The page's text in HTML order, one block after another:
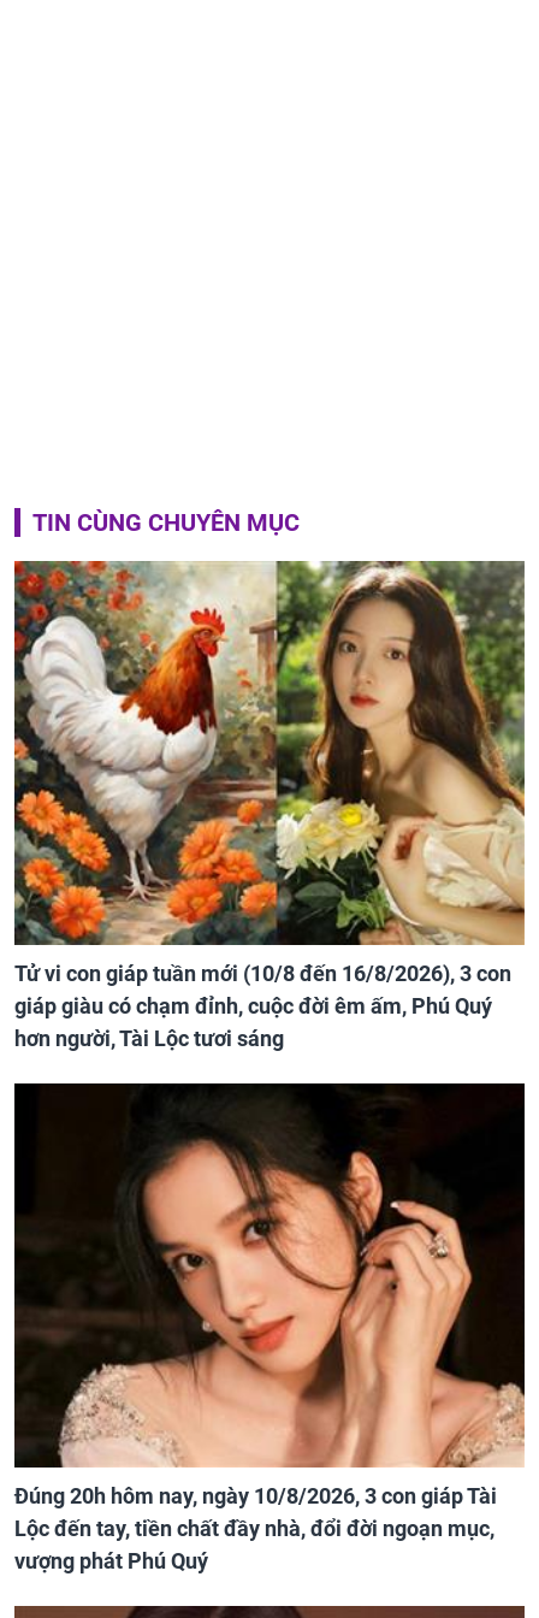
TIN CÙNG CHUYÊN MỤC
Tử vi con giáp tuần mới (10/8 đến 16/8/2026), 3 con
giáp giàu có chạm đỉnh, cuộc đời êm ấm, Phú Quý
hơn người, Tài Lộc tươi sáng
Đúng 20h hôm nay, ngày 10/8/2026, 3 con giáp Tài
Lộc đến tay, tiền chất đầy nhà, đổi đời ngoạn mục,
vượng phát Phú Quý